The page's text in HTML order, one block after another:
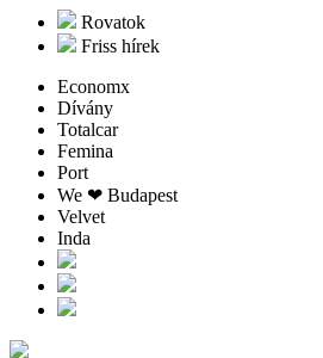
Rovatok
Friss hírek
Economx
Dívány
Totalcar
Femina
Port
We ❤︎ Budapest
Velvet
Inda